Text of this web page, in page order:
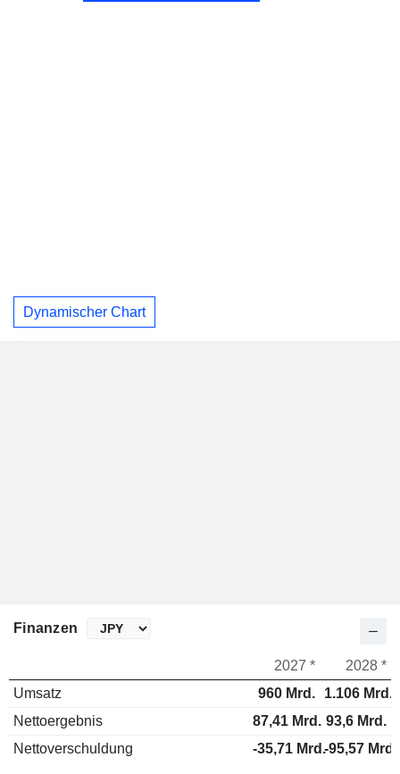
Dynamischer Chart
Finanzen
2027 *
2028 *
Umsatz
960 Mrd.
1.106 Mrd.
Nettoergebnis
87,41 Mrd. 93,6 Mrd.
Nettoverschuldung
-35,71 Mrd.-95,57 Mrd.